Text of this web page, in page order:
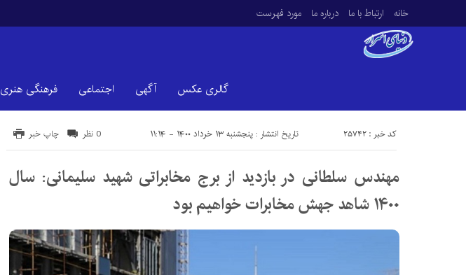
خانه ارتباط با ما درباره ما مورد فهرست
گالری عکس آگهی اجتماعی فرهنگی هنری
تاریخ انتشار : پنجشنبه ۱۳ خرداد ۱۴۰۰ - ۱۱:۱۴ کد خبر : 25742 چاپ خبر 0 نظر
مهندس سلطانی در بازدید از برج مخابراتی شهید سلیمانی: سال
۱۴۰۰ شاهد جهش مخابرات خواهیم بود